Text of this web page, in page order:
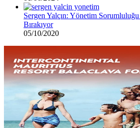
Sergen Yalçın: Yönetim
Bırakıyor
05/10/2020